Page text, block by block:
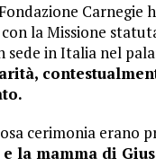
Carnegie
la Missione
sede in Italia nel
cerimonia erano
la mamma di